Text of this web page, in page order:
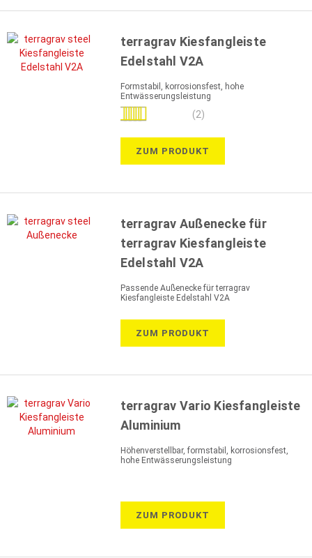
terragrav Kiesfangleiste
Edelstahl V2A
Formstabil, korrosionsfest, hohe
Entwässerungsleistung
Bewertung:
(2)
ZUM PRODUKT
terragrav Außenecke für
terragrav Kiesfangleiste
Edelstahl V2A
Passende Außenecke für terragrav
Kiesfangleiste Edelstahl V2A
ZUM PRODUKT
terragrav Vario Kiesfangleiste
Aluminium
Höhenverstellbar, formstabil, korrosionsfest,
hohe Entwässerungsleistung
ZUM PRODUKT